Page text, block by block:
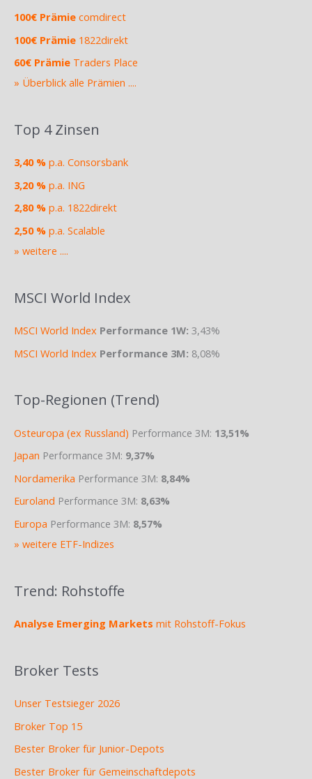
100€ Prämie comdirect
100€ Prämie 1822direkt
60€ Prämie Traders Place
» Überblick alle Prämien ....
Top 4 Zinsen
3,40 % p.a. Consorsbank
3,20 % p.a. ING
2,80 % p.a. 1822direkt
2,50 % p.a. Scalable
» weitere ....
MSCI World Index
MSCI World Index Performance 1W: 3,43%
MSCI World Index Performance 3M: 8,08%
Top-Regionen (Trend)
Osteuropa (ex Russland) Performance 3M: 13,51%
Japan Performance 3M: 9,37%
Nordamerika Performance 3M: 8,84%
Euroland Performance 3M: 8,63%
Europa Performance 3M: 8,57%
» weitere ETF-Indizes
Trend: Rohstoffe
Analyse Emerging Markets mit Rohstoff-Fokus
Broker Tests
Unser Testsieger 2026
Broker Top 15
Bester Broker für Junior-Depots
Bester Broker für Gemeinschaftdepots